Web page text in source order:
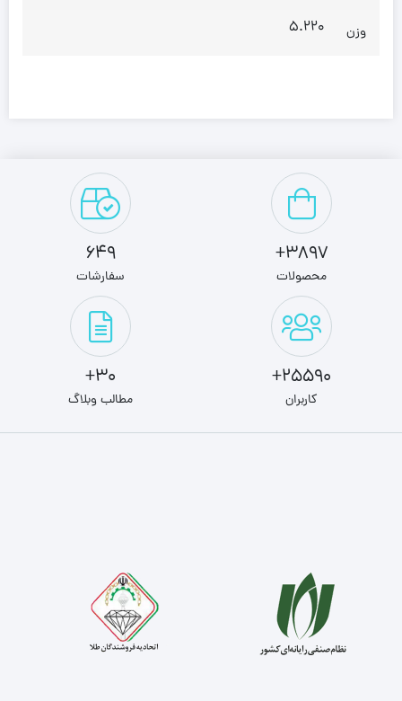
وزن 5.220
3897+
محصولات
649
سفارشات
25590+
کاربران
30+
مطالب وبلاگ